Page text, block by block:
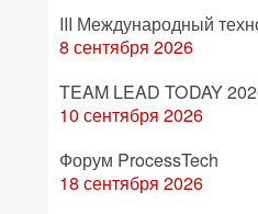
III Международный
8 сентября 2026
TEAM LEAD TODAY
10 сентября 2026
Форум ProcessTech
18 сентября 2026